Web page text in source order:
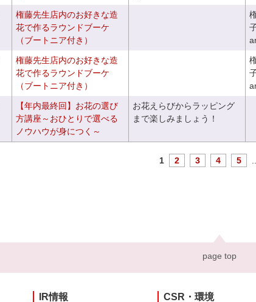
権藤先生店内のお好きな造
花で作るラウンドブーケ
（ブートニア付き）
権藤先生店内のお好きな造
花で作るラウンドブーケ
（ブートニア付き）
【年内最終回】お花の選び
方講座～おひとりで選べる
ノウハウが身につく～
お花えらびからラッピング
まで楽しみましょう！
1 2 3 4 5
page top
IR情報 CSR・環境